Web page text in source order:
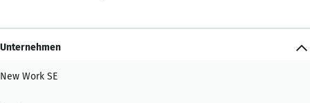
Unternehmen
New Work SE